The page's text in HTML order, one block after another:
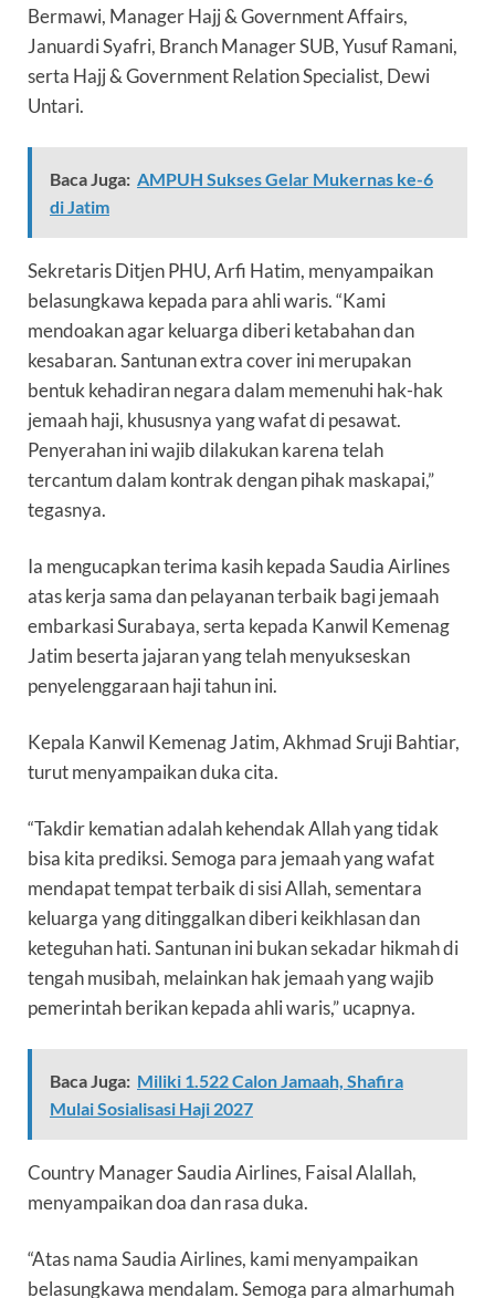
Bermawi, Manager Hajj & Government Affairs,
Januardi Syafri, Branch Manager SUB, Yusuf Ramani,
serta Hajj & Government Relation Specialist, Dewi
Untari.
Baca Juga: AMPUH Sukses Gelar Mukernas ke-6
di Jatim
Sekretaris Ditjen PHU, Arfi Hatim, menyampaikan
belasungkawa kepada para ahli waris. “Kami
mendoakan agar keluarga diberi ketabahan dan
kesabaran. Santunan extra cover ini merupakan
bentuk kehadiran negara dalam memenuhi hak-hak
jemaah haji, khususnya yang wafat di pesawat.
Penyerahan ini wajib dilakukan karena telah
tercantum dalam kontrak dengan pihak maskapai,”
tegasnya.
Ia mengucapkan terima kasih kepada Saudia Airlines
atas kerja sama dan pelayanan terbaik bagi jemaah
embarkasi Surabaya, serta kepada Kanwil Kemenag
Jatim beserta jajaran yang telah menyukseskan
penyelenggaraan haji tahun ini.
Kepala Kanwil Kemenag Jatim, Akhmad Sruji Bahtiar,
turut menyampaikan duka cita.
“Takdir kematian adalah kehendak Allah yang tidak
bisa kita prediksi. Semoga para jemaah yang wafat
mendapat tempat terbaik di sisi Allah, sementara
keluarga yang ditinggalkan diberi keikhlasan dan
keteguhan hati. Santunan ini bukan sekadar hikmah di
tengah musibah, melainkan hak jemaah yang wajib
pemerintah berikan kepada ahli waris,” ucapnya.
Baca Juga: Miliki 1.522 Calon Jamaah, Shafira
Mulai Sosialisasi Haji 2027
Country Manager Saudia Airlines, Faisal Alallah,
menyampaikan doa dan rasa duka.
“Atas nama Saudia Airlines, kami menyampaikan
belasungkawa mendalam. Semoga para almarhumah